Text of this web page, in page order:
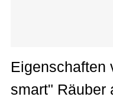
Eigenschaften
smart" Räuber